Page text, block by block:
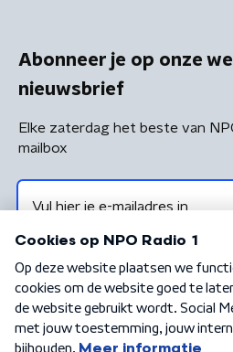
Abonneer je op onze
nieuwsbrief
Elke zaterdag het beste van
mailbox
Algemene voorwaarden